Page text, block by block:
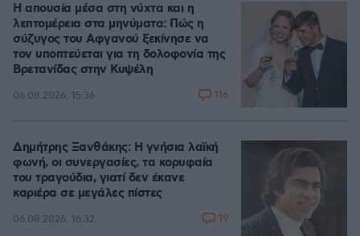
Η απουσία μέσα στη νύχτα και η
λεπτομέρεια στα μηνύματα: Πώς η
σύζυγος του Αφγανού ξεκίνησε να
τον υποπτεύεται για τη δολοφονία της
Βρετανίδας στην Κυψέλη
06.08.2026, 15:36 116
Δημήτρης Ξανθάκης: Η γνήσια λαϊκή
φωνή, οι συνεργασίες, τα κορυφαία
του τραγούδια, γιατί δεν έκανε
καριέρα σε μεγάλες πίστες
06.08.2026, 16:32 19